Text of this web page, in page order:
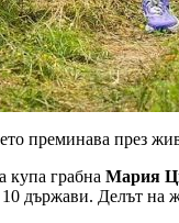
преминава през
купа грабна Мария
държави. Делът